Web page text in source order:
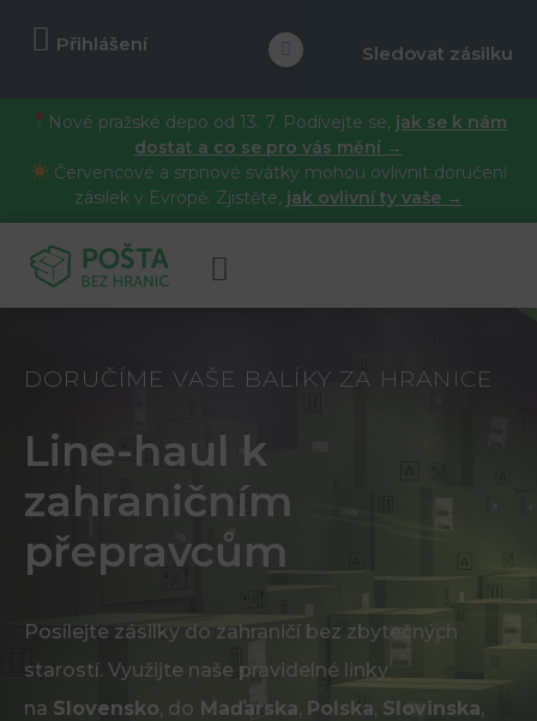
Přihlášení Sledovat zásilku
Nové pražské depo od 13. 7. Podívejte se, jak se k nám
dostat a co se pro vás mění →
Červencové a srpnové svátky mohou ovlivnit doručení
zásilek v Evropě. Zjistěte, jak ovlivní ty vaše →
DORUČÍME VAŠE BALÍKY ZA HRANICE
Line-haul k
zahraničním
přepravcům
Posílejte zásilky do zahraničí bez zbytečných
starostí. Využijte naše pravidelné linky
na Slovensko, do Maďarska, Polska, Slovinska,